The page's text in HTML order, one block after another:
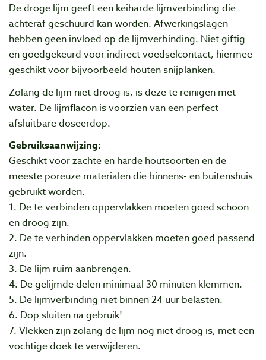
De droge lijm geeft een keiharde lijmverbinding die
achteraf geschuurd kan worden. Afwerkingslagen
hebben geen invloed op de lijmverbinding. Niet giftig
en goedgekeurd voor indirect voedselcontact, hiermee
geschikt voor bijvoorbeeld houten snijplanken.
Zolang de lijm niet droog is, is deze te reinigen met
water. De lijmflacon is voorzien van een perfect
afsluitbare doseerdop.
Gebruiksaanwijzing:
Geschikt voor zachte en harde houtsoorten en de
meeste poreuze materialen die binnens- en buitenshuis
gebruikt worden.
1. De te verbinden oppervlakken moeten goed schoon
en droog zijn.
2. De te verbinden oppervlakken moeten goed passend
zijn.
3. De lijm ruim aanbrengen.
4. De gelijmde delen minimaal 30 minuten klemmen.
5. De lijmverbinding niet binnen 24 uur belasten.
6. Dop sluiten na gebruik!
7. Vlekken zijn zolang de lijm nog niet droog is, met een
vochtige doek te verwijderen.